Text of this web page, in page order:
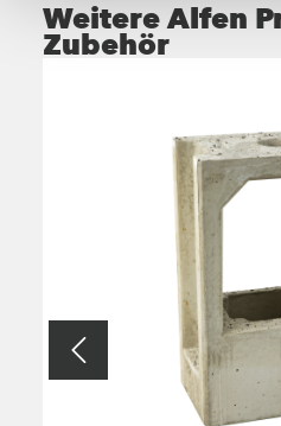
Weitere Alfen
Zubehör